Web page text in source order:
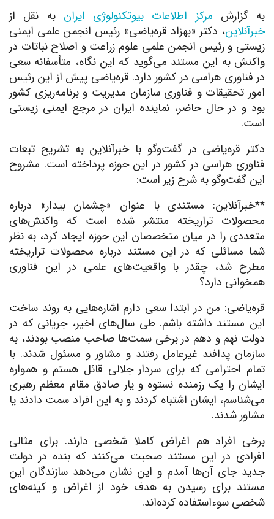
به گزارش مرکز اطلاعات بیوتکنولوژی ایران به نقل از
خبرآنلاین، دکتر «بهزاد قره‌یاضی» رئیس انجمن علمی ایمنی
زیستی و رئیس انجمن علمی علوم زراعت و اصلاح نباتات در
واکنش به این مستند می‌گوید که این نگاه، متأسفانه سعی
در فناوری هراسی در کشور دارد. قره‌یاضی پیش از این رئیس
امور تحقیقات و فناوری سازمان مدیریت و برنامه‌ریزی کشور
بود و در حال حاضر، نماینده ایران در مرجع ایمنی زیستی
است.
دکتر قره‌یاضی در گفت‌وگو با خبرآنلاین به تشریح تبعات
فناوری هراسی در کشور در این حوزه پرداخته است. مشروح
این گفت‌وگو به شرح زیر است:
**خبرآنلاین: مستندی با عنوان «چشمان بیدار» درباره
محصولات تراریخته منتشر شده است که واکنش‌های
متعددی را در میان متخصصان این حوزه ایجاد کرد، به نظر
شما مسائلی که در این مستند درباره محصولات تراریخته
مطرح شد، چقدر با واقعیت‌های علمی در این فناوری
همخوانی دارد؟
قره‌یاضی: من در ابتدا سعی دارم اشاره‌هایی به روند ساخت
این مستند داشته باشم. طی سال‌های اخیر، جریانی که در
دولت نهم و دهم در برخی سمت‌ها صاحب منصب بودند، به
سازمان پدافند غیرعامل رفتند و مشاور و مسئول شدند. با
تمام احترامی که برای سردار جلالی قائل هستم و همواره
ایشان را یک رزمنده نستوه و یار صادق مقام معظم رهبری
می‌شناسم، ایشان اشتباه کردند و به این افراد سمت دادند یا
مشاور شدند.
برخی افراد هم اغراض کاملا شخصی دارند. برای مثالی
افرادی در این مستند صحبت می‌کنند که بنده در دولت
جدید جای آن‌ها آمدم و این نشان می‌دهد سازندگان این
مستند برای رسیدن به هدف خود از اغراض و کینه‌های
شخصی سوءاستفاده کرده‌اند.